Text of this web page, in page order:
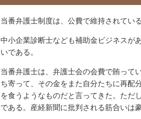
当番弁護士制度は、公費で維持されてい
中小企業診断士なども補助金ビジネスが
いである。
当番弁護士は、弁護士会の会費で賄って
ち寄って、その金をまた自分たちに再配
を食うようなものだと言ってきた。ただ
である。産経新聞に批判される筋合いは